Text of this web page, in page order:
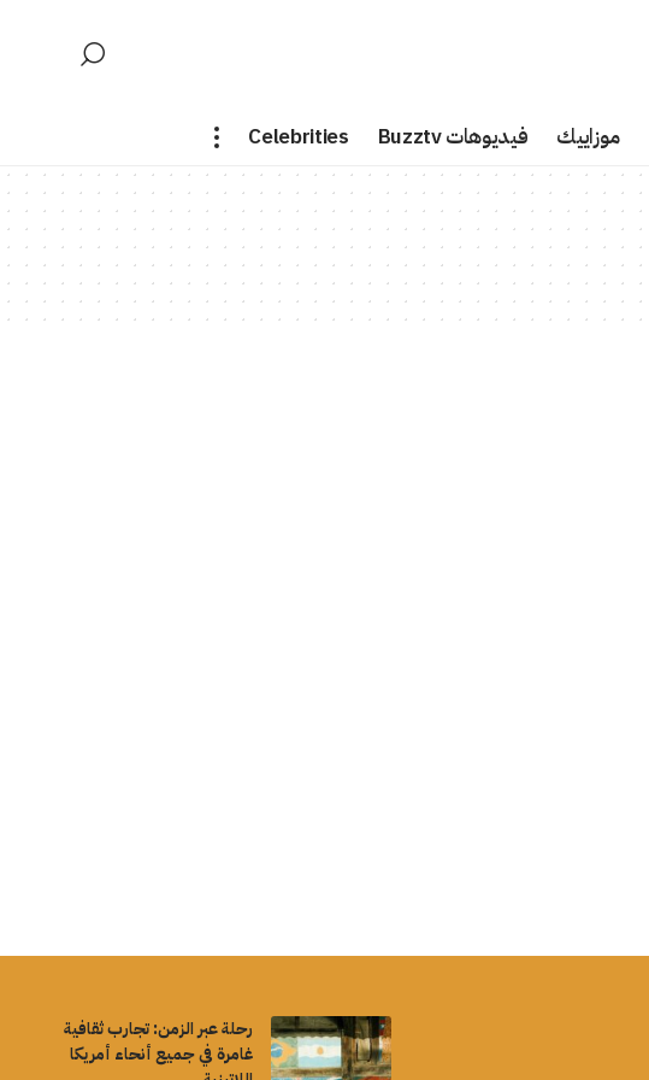
موزاييك فيديوهات Buzztv Celebrities
رحلة عبر الزمن: تجارب ثقافية
غامرة في جميع أنحاء أمريكا